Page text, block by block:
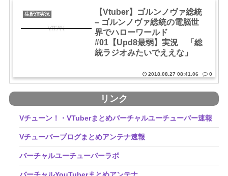
生配信実況
【Vtuber】ゴルンノヴァ総統
– ゴルンノヴァ総統の電脳世
界でハローワールド
#01【Upd8最弱】実況 「総
統ラジオみたいでええな」
2018.08.27 08:41.06 0
リンク
Vチューン！・VTuberまとめバーチャルユーチューバー速報
Vチューバーブログまとめアンテナ速報
バーチャルユーチューバーラボ